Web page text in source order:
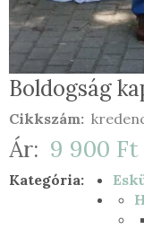
Boldogság
Cikkszám
Ár 9 900 Ft
Kategória